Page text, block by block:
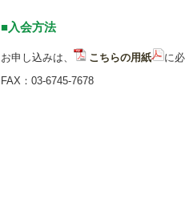
■入会方法
お申し込みは、 こちらの用紙
に
FAX：03-6745-7678